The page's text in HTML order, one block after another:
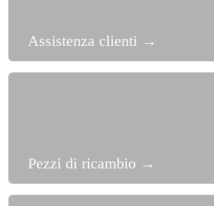
Assistenza clienti →
Pezzi di ricambio →